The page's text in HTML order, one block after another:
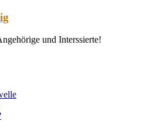
und Interssierte!